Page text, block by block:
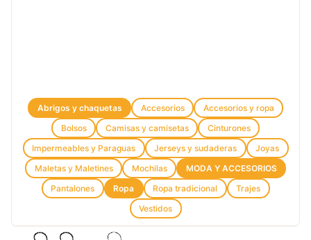
Abrigos y chaquetas Accesorios
Accesorios y ropa
Bolsos
Camisas y camisetas
Cinturones
Impermeables y Paraguas
Jerseys y sudaderas
Joyas
Maletas y Maletines
Mochilas
MODA Y ACCESORIOS
Pantalones
Ropa Ropa tradicional
Trajes
Vestidos